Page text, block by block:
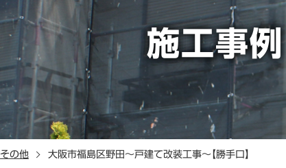
施工事例
その他 大阪市福島区野田～戸建て改装工事～【勝手口】